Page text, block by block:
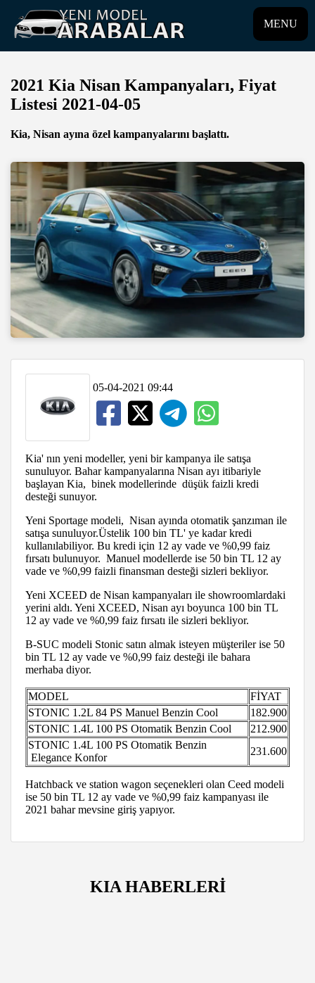
MENU
2021 Kia Nisan Kampanyaları, Fiyat
Listesi 2021-04-05
Kia, Nisan ayına özel kampanyalarını başlattı.
05-04-2021 09:44
Kia' nın yeni modeller, yeni bir kampanya ile satışa
sunuluyor. Bahar kampanyalarına Nisan ayı itibariyle
başlayan Kia, binek modellerinde düşük faizli kredi
desteği sunuyor.
Yeni Sportage modeli, Nisan ayında otomatik şanzıman ile
satışa sunuluyor.Üstelik 100 bin TL' ye kadar kredi
kullanılabiliyor. Bu kredi için 12 ay vade ve %0,99 faiz
fırsatı bulunuyor. Manuel modellerde ise 50 bin TL 12 ay
vade ve %0,99 faizli finansman desteği sizleri bekliyor.
Yeni XCEED de Nisan kampanyaları ile showroomlardaki
yerini aldı. Yeni XCEED, Nisan ayı boyunca 100 bin TL
12 ay vade ve %0,99 faiz fırsatı ile sizleri bekliyor.
B-SUC modeli Stonic satın almak isteyen müşteriler ise 50
bin TL 12 ay vade ve %0,99 faiz desteği ile bahara
merhaba diyor.
MODEL
FİYAT
STONIC 1.2L 84 PS Manuel Benzin Cool
182.900
STONIC 1.4L 100 PS Otomatik Benzin Cool
212.900
STONIC 1.4L 100 PS Otomatik Benzin
Elegance Konfor
231.600
Hatchback ve station wagon seçenekleri olan Ceed modeli
ise 50 bin TL 12 ay vade ve %0,99 faiz kampanyası ile
2021 bahar mevsine giriş yapıyor.
KIA HABERLERİ